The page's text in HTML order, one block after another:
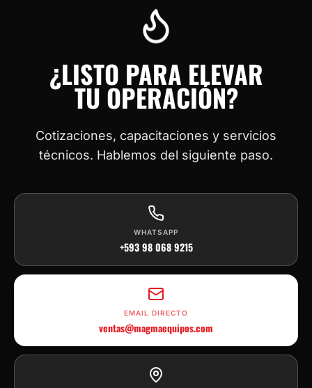
¿LISTO PARA ELEVAR
TU OPERACIÓN?
Cotizaciones, capacitaciones y servicios
técnicos. Hablemos del siguiente paso.
WHATSAPP
+593 98 068 9215
EMAIL DIRECTO
ventas@magmaequipos.com